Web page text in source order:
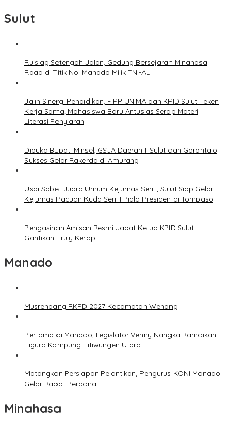
Sulut
Ruislag Setengah Jalan, Gedung Bersejarah Minahasa
Raad di Titik Nol Manado Milik TNI-AL
Jalin Sinergi Pendidikan, FIPP UNIMA dan KPID Sulut Teken
Kerja Sama; Mahasiswa Baru Antusias Serap Materi
Literasi Penyiaran
Dibuka Bupati Minsel, GSJA Daerah II Sulut dan Gorontalo
Sukses Gelar Rakerda di Amurang
Usai Sabet Juara Umum Kejurnas Seri I, Sulut Siap Gelar
Kejurnas Pacuan Kuda Seri II Piala Presiden di Tompaso
Pengasihan Amisan Resmi Jabat Ketua KPID Sulut
Gantikan Truly Kerap
Manado
Musrenbang RKPD 2027 Kecamatan Wenang
Pertama di Manado, Legislator Venny Nangka Ramaikan
Figura Kampung Titiwungen Utara
Matangkan Persiapan Pelantikan, Pengurus KONI Manado
Gelar Rapat Perdana
Minahasa